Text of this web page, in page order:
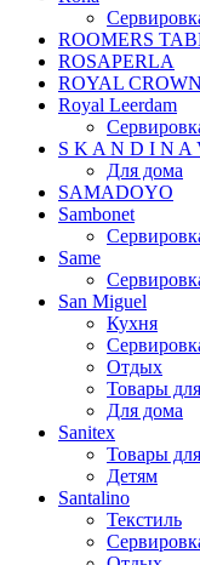
ROOMERS
ROSAPERLA
ROYAL
Royal Leerdam
S K A N D I N A
Для дома
SAMADOYO
Sambonet
Same
San Miguel
Кухня
Отдых
Товары
Для дома
Sanitex
Товары
Детям
Santalino
Текстиль